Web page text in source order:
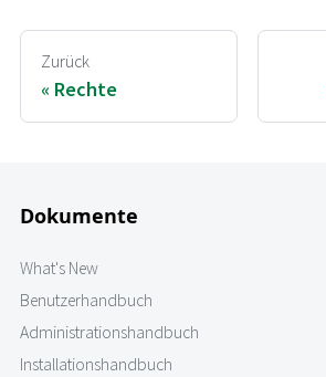
Zurück
Rechte
Dokumente
What's New
Benutzerhandbuch
Administrationshandbuch
Installationshandbuch